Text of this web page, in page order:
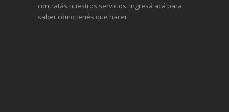
contratás nuestros servicios. Ingresá acá para
saber cómo tenés que hacer.